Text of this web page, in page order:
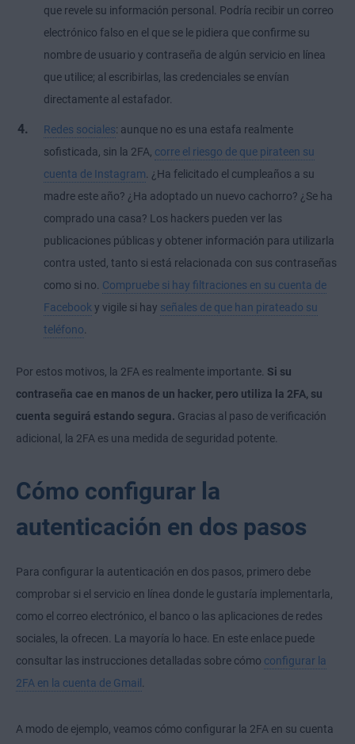
que revele su información personal. Podría recibir un correo
electrónico falso en el que se le pidiera que confirme su
nombre de usuario y contraseña de algún servicio en línea
que utilice; al escribirlas, las credenciales se envían
directamente al estafador.
Redes sociales: aunque no es una estafa realmente
sofisticada, sin la 2FA, corre el riesgo de que pirateen su
cuenta de Instagram. ¿Ha felicitado el cumpleaños a su
madre este año? ¿Ha adoptado un nuevo cachorro? ¿Se ha
comprado una casa? Los hackers pueden ver las
publicaciones públicas y obtener información para utilizarla
contra usted, tanto si está relacionada con sus contraseñas
como si no. Compruebe si hay filtraciones en su cuenta de
Facebooky vigile si hay señales de que han pirateado su
teléfono.
Por estos motivos, la 2FA es realmente importante. Si su
contraseña cae en manos de un hacker, pero utiliza la 2FA, su
cuenta seguirá estando segura. Gracias al paso de verificación
adicional, la 2FA es una medida de seguridad potente.
Cómo configurar la
autenticación en dos pasos
Para configurar la autenticación en dos pasos, primero debe
comprobar si el servicio en línea donde le gustaría implementarla,
como el correo electrónico, el banco o las aplicaciones de redes
sociales, la ofrecen. La mayoría lo hace. En este enlace puede
consultar las instrucciones detalladas sobre cómo configurar la
2FA en la cuenta de Gmail .
A modo de ejemplo, veamos cómo configurar la 2FA en su cuenta